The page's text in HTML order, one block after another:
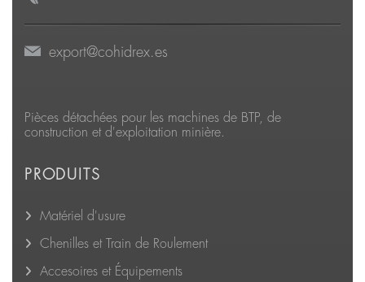
export@cohidrex.es
Pièces détachées pour les machines de BTP, de
construction et d'exploitation minière.
PRODUITS
Matériel d'usure
Chenilles et Train de Roulement
Accesoires et Équipements